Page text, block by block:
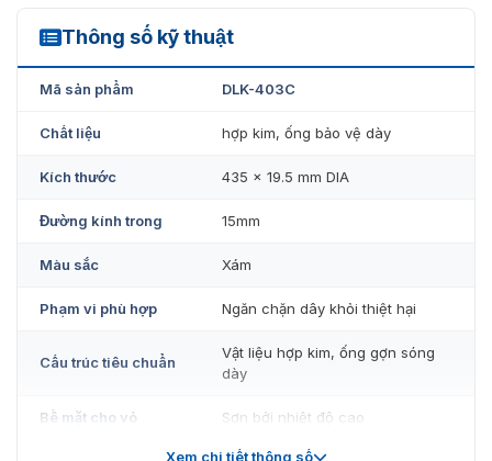
Thông số kỹ thuật
DLK-403C
Mã sản phẩm DLK-403C
Chất liệu hợp kim, ống bảo vệ dày
Kích thước 435 x 19.5 mm DIA
Đường kính trong 15mm
Màu sắc Xám
Phạm vi phù hợp Ngăn chặn dây khỏi thiệt hại
Cấu trúc tiêu chuẩn
Vật liệu hợp kim, ống gợn sóng
dày
Bề mặt cho vỏ Sơn bởi nhiệt độ cao
Xem chi tiết thông số